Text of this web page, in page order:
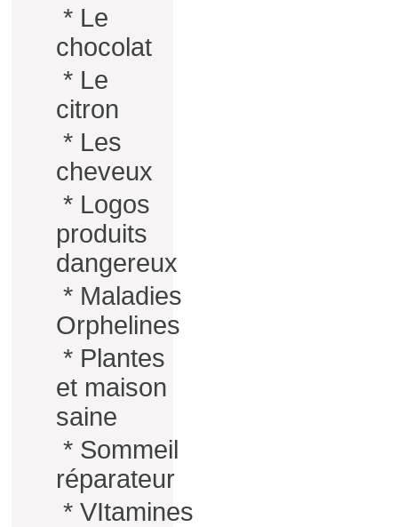
* Le
chocolat
* Le
citron
* Les
cheveux
* Logos
produits
dangereux
* Maladies
Orphelines
* Plantes
et maison
saine
* Sommeil
réparateur
* VItamines